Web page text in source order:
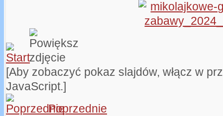
[Aby zobaczyć pokaz slajdów, włącz w
JavaScript.]
Poprzednie